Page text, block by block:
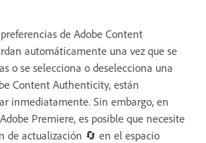
de Adobe Content
automáticamente una vez que se
o se selecciona o deselecciona una
Content Authenticity, están
inmediatamente. Sin embargo, en
Premiere, es posible que necesite
de actualización 🔄 en el espacio